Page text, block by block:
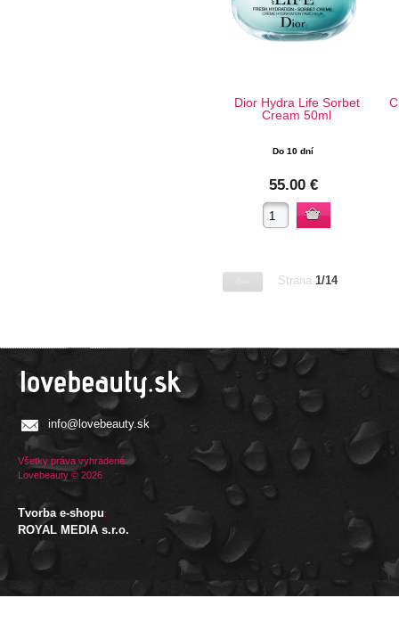
Dior Hydra Life Sorbet
Cream 50ml
Do 10 dní
55.00 €
Strana 1/14
info@lovebeauty.sk
Všetky práva vyhradené.
Lovebeauty © 2026
Tvorba e-shopu:
ROYAL MEDIA s.r.o.